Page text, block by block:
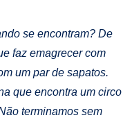
se encontram? De
faz emagrecer com
um par de sapatos.
que encontra um circo
terminamos sem